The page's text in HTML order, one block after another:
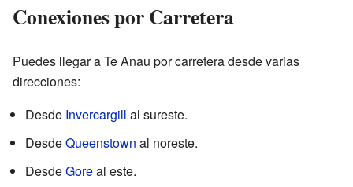
Conexiones por Carretera
Puedes llegar a Te Anau por carretera desde varias
direcciones:
Desde Invercargill al sureste.
DesdeQueenstown al noreste.
DesdeGoreal este.